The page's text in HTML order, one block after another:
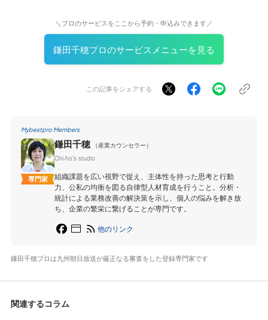
＼プロのサービスをここから予約・申込みできます／
鎌田千穂プロのサービスメニューを見る
この記事をシェアする
Mybestpro Members
専門家
鎌田千穂
（産業カウンセラー）
Chi-ho’s studio
組織課題を広い視野で捉え、主体性を持った思考と行動
力、公私の均衡を図る自律型人材育成を行うこと。分析・
統計による業務改善の解決策を示し、個人の悩みを解き放
ち、企業の繁栄に繋げることが専門です。
他のリンク
鎌田千穂プロは九州朝日放送が厳正なる審査をした登録専門家です
関連するコラム